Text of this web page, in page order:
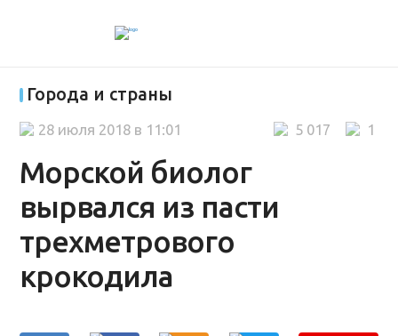
Города и страны
Морской биолог
вырвался из пасти
трехметрового
крокодила
1
5 017
28 июля 2018 в 11:01